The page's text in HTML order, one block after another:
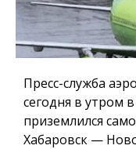
Пресс-служба
сегодня в утром
приземлился
Хабаровск —